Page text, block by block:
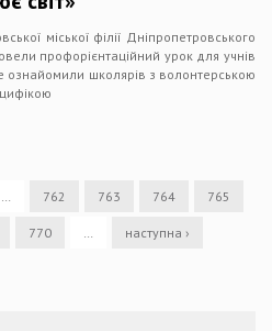
міської філії Дніпропетровського
профорієнтаційний урок для учнів
школярів з волонтерською
762 763 764 765
770 наступна ›